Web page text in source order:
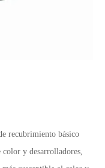
recubrimiento básico
y desarrolladores,